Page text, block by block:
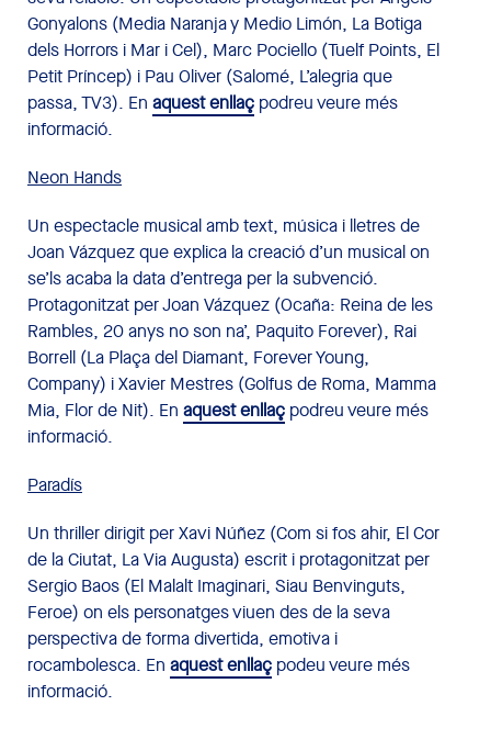
Gonyalons (Media Naranja y Medio Limón, La Botiga
dels Horrors i Mar i Cel), Marc Pociello (Tuelf Points, El
Petit Príncep) i Pau Oliver (Salomé, L’alegria que
passa, TV3). En aquest enllaç podreu veure més
informació.
Neon Hands
Un espectacle musical amb text, música i lletres de
Joan Vázquez que explica la creació d’un musical on
se’ls acaba la data d’entrega per la subvenció.
Protagonitzat per Joan Vázquez (Ocaña: Reina de les
Rambles, 20 anys no son na’, Paquito Forever), Rai
Borrell (La Plaça del Diamant, Forever Young,
Company) i Xavier Mestres (Golfus de Roma, Mamma
Mia, Flor de Nit). En aquest enllaç podreu veure més
informació.
Paradís
Un thriller dirigit per Xavi Núñez (Com si fos ahir, El Cor
de la Ciutat, La Via Augusta) escrit i protagonitzat per
Sergio Baos (El Malalt Imaginari, Siau Benvinguts,
Feroe) on els personatges viuen des de la seva
perspectiva de forma divertida, emotiva i
rocambolesca. En aquest enllaç podeu veure més
informació.